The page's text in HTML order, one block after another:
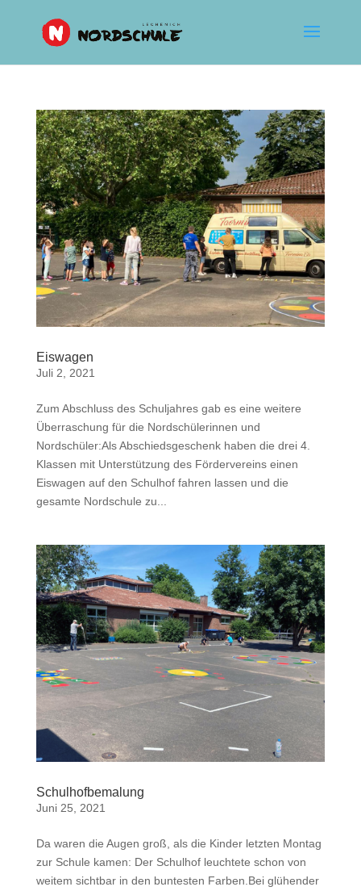
Eiswagen
Juli 2, 2021
Zum Abschluss des Schuljahres gab es eine weitere
Überraschung für die Nordschülerinnen und
Nordschüler:Als Abschiedsgeschenk haben die drei 4.
Klassen mit Unterstützung des Fördervereins einen
Eiswagen auf den Schulhof fahren lassen und die
gesamte Nordschule zu...
Schulhofbemalung
Juni 25, 2021
Da waren die Augen groß, als die Kinder letzten Montag
zur Schule kamen: Der Schulhof leuchtete schon von
weitem sichtbar in den buntesten Farben.Bei glühender